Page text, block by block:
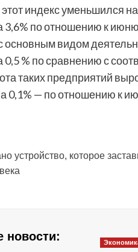
этот индекс уменьшился
3,6% по отношению к
основным видом
0,5 % по сравнению с
таких предприятий
0,1% — по отношению к
устройство, которое
новости: